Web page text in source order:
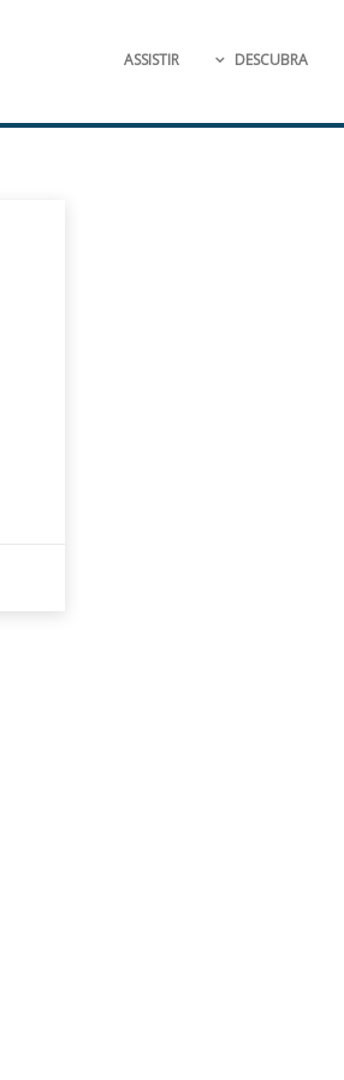
ASSISTIR DESCUBRA